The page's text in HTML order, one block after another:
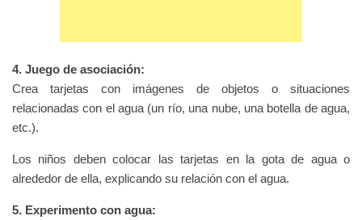
4. Juego de asociación:
Crea tarjetas con imágenes de objetos o situaciones
relacionadas con el agua (un río, una nube, una botella de agua,
etc.).
Los niños deben colocar las tarjetas en la gota de agua o
alrededor de ella, explicando su relación con el agua.
5. Experimento con agua: